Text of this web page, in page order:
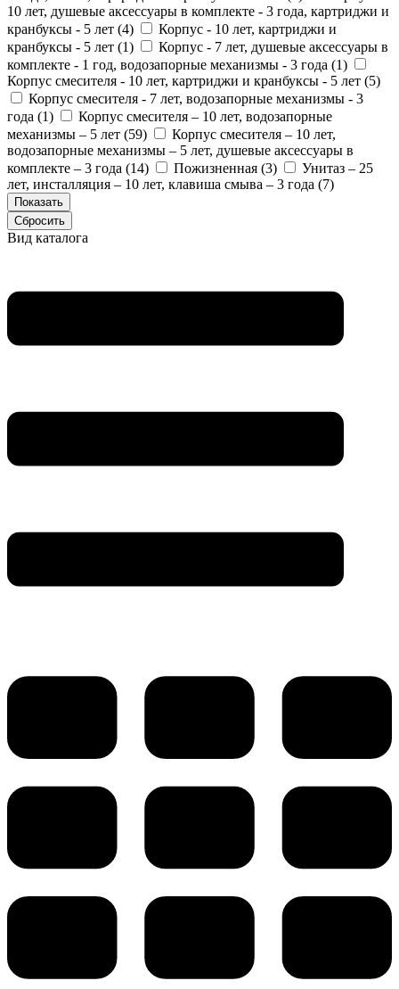
10 лет, душевые аксессуары в комплекте - 3 года, картриджи и
кранбуксы - 5 лет (4)
Корпус - 10 лет, картриджи и
кранбуксы - 5 лет (1)
Корпус - 7 лет, душевые аксессуары в
комплекте - 1 год, водозапорные механизмы - 3 года (1)
Корпус смесителя - 10 лет, картриджи и кранбуксы - 5 лет (5)
Корпус смесителя - 7 лет, водозапорные механизмы - 3
года (1)
Корпус смесителя – 10 лет, водозапорные
механизмы – 5 лет (59)
Корпус смесителя – 10 лет,
водозапорные механизмы – 5 лет, душевые аксессуары в
комплекте – 3 года (14) Пожизненная (3)
Унитаз – 25
лет, инсталляция – 10 лет, клавиша смыва – 3 года (7)
Вид каталога